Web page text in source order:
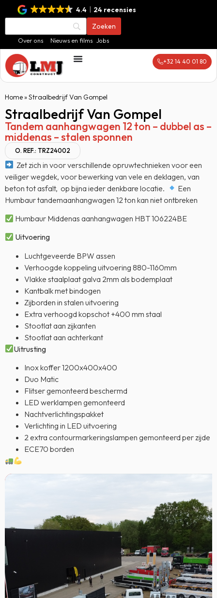
4.4 24 recensies
Over ons Nieuws en films Jobs
+32 14 40 01 80
Home»Straalbedrijf Van Gompel
Straalbedrijf Van Gompel
Tandem aanhangwagen 12 ton – dubbel as –
middenas – stalen sponnen
O. REF.: TRZ24002
Zet zich in voor verschillende opruwtechnieken voor een
veiliger wegdek, voor bewerking van vele en deklagen, van
beton tot asfalt, op bijna ieder denkbare locatie.
Een
Humbaur tandemaanhangwagen 12 ton kan niet ontbreken
Humbaur Middenas aanhangwagen HBT 106224BE
Uitvoering
Luchtgeveerde BPW assen
Verhoogde koppeling uitvoering 880-1160mm
Vlakke staalplaat galva 2mm als bodemplaat
Kantbalk met bindogen
Zijborden in stalen uitvoering
Extra verhoogd kopschot +400 mm staal
Stootlat aan zijkanten
Stootlat aan achterkant
Uitrusting
Inox koffer 1200x400x400
Duo Matic
Flitser gemonteerd beschermd
LED werklampen gemonteerd
Nachtverlichtingspakket
Verlichting in LED uitvoering
2 extra contourmarkeringslampen gemonteerd per zijde
ECE70 borden